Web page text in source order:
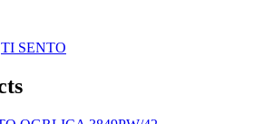
TI SENTO